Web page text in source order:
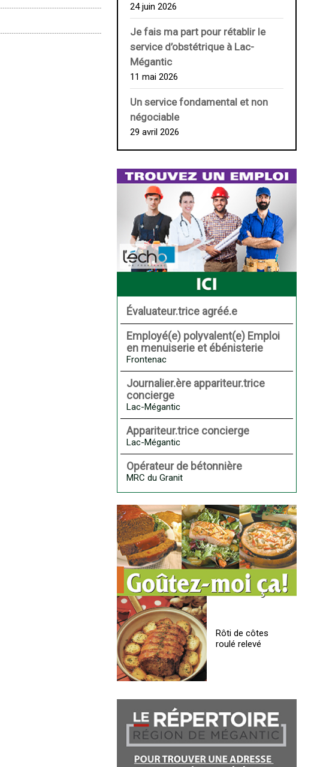
24 juin 2026
Je fais ma part pour rétablir le
service d’obstétrique à Lac-
Mégantic
11 mai 2026
Un service fondamental et non
négociable
29 avril 2026
Évaluateur.trice agréé.e
Employé(e) polyvalent(e) Emploi
en menuiserie et ébénisterie
Frontenac
Journalier.ère appariteur.trice
concierge
Lac-Mégantic
Appariteur.trice concierge
Lac-Mégantic
Opérateur de bétonnière
MRC du Granit
Rôti de côtes
roulé relevé